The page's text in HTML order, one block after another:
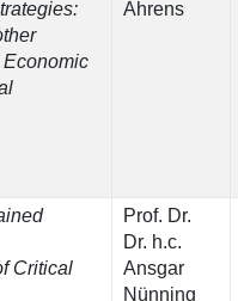
Ahrens
Critical
Prof. Dr.
Dr. h.c.
Ansgar
Nünning